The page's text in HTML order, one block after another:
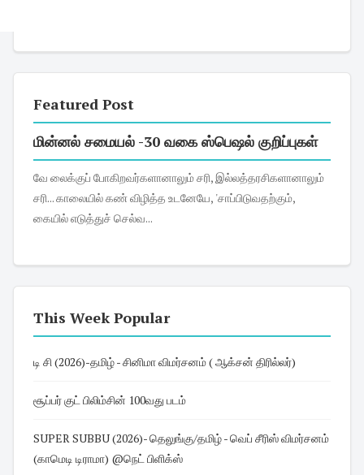
Featured Post
மின்னல் சமையல் -30 வகை ஸ்பெஷல் குறிப்புகள்
வே லைக்குப் போகிறவர்களானாலும் சரி, இல்லத்தரசிகளானாலும்
சரி... காலையில் கண் விழித்த உடனேயே, 'சாப்பிடுவதற்கும்,
கையில் எடுத்துச் செல்வ...
This Week Popular
டி சி (2026)-தமிழ் - சினிமா விமர்சனம் ( ஆக்சன் திரில்லர்)
சூப்பர் குட் பிலிம்சின் 100வது படம்
SUPER SUBBU (2026)- தெலுங்கு/தமிழ் - வெப் சீரிஸ் விமர்சனம்
(காமெடி டிராமா) @நெட் பிளிக்ஸ்